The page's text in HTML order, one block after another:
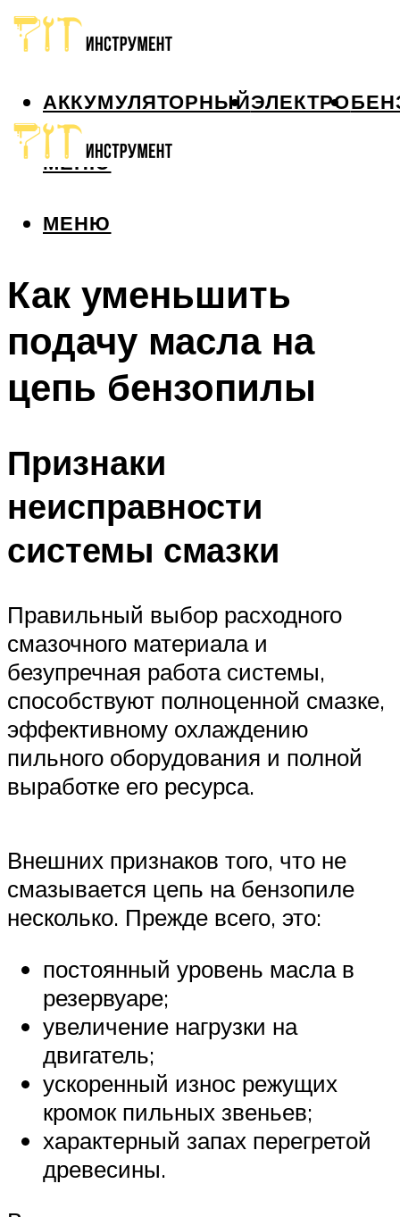
АККУМУЛЯТОРНЫЙЭЛЕКТРО
МЕНЮ
МЕНЮ
Как уменьшить
подачу масла на
цепь бензопилы
Признаки
неисправности
системы смазки
Правильный выбор расходного
смазочного материала и
безупречная работа системы,
способствуют полноценной смазке,
эффективному охлаждению
пильного оборудования и полной
выработке его ресурса.
Внешних признаков того, что не
смазывается цепь на бензопиле
несколько. Прежде всего, это:
постоянный уровень масла в
резервуаре;
увеличение нагрузки на
двигатель;
ускоренный износ режущих
кромок пильных звеньев;
характерный запах перегретой
древесины.